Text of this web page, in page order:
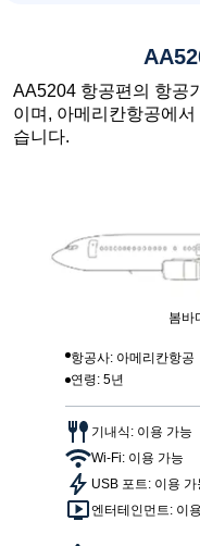
AA5204 항공편의 항공
이며, 아메리칸항공에
습니다.
봄바
항공사: 아메리칸항공
연령: 5년
기내식: 이용 가능
Wi-Fi: 이용 가능
USB 포트: 이용 가
엔터테인먼트: 이